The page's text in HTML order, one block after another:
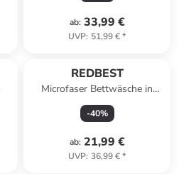
ab: 33,99 €
UVP: 51,99 €*
REDBEST
Microfaser Bettwäsche in
mint-grau
-40%
ab: 21,99 €
UVP: 36,99 €*